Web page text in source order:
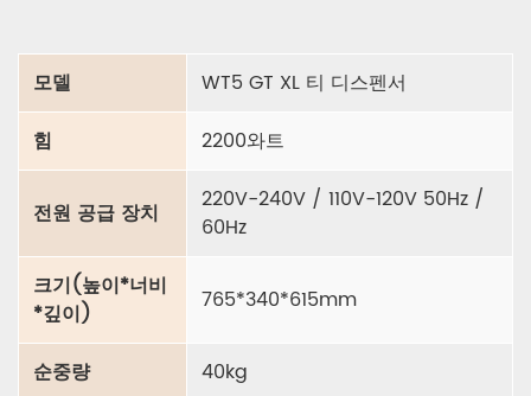
모델
WT5 GT XL 티 디스펜서
힘
2200와트
전원 공급 장치
220V-240V / 110V-120V 50Hz /
60Hz
크기(높이*너비
*깊이)
765*340*615mm
순중량
40kg